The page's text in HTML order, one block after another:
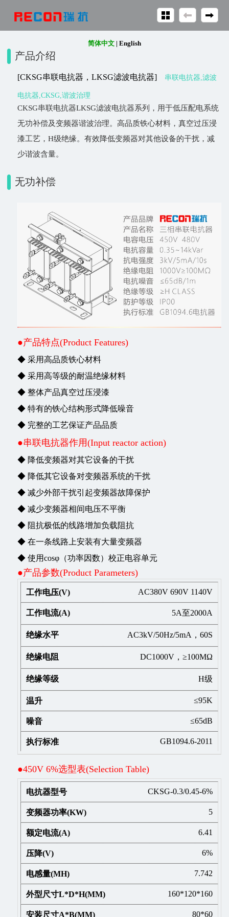
产品介绍
[CKSG串联电抗器，LKSG滤波电抗器] 串联电抗器,滤波
电抗器,CKSG,谐波治理
CKSG串联电抗器LKSG滤波电抗器系列，用于低压配电系统
无功补偿及变频器谐波治理。高品质铁心材料，真空过压浸
漆工艺，H级绝缘。有效降低变频器对其他设备的干扰，减
少谐波含量。
无功补偿
●产品特点(Product Features)
◆ 采用高品质铁心材料
◆ 采用高等级的耐温绝缘材料
◆ 整体产品真空过压浸漆
◆ 特有的铁心结构形式降低噪音
◆ 完整的工艺保证产品品质
●串联电抗器作用(Input reactor action)
◆ 降低变频器对其它设备的干扰
◆ 降低其它设备对变频器系统的干扰
◆ 减少外部干扰引起变频器故障保护
◆ 减少变频器相间电压不平衡
◆ 阻抗极低的线路增加负载阻抗
◆ 在一条线路上安装有大量变频器
◆ 使用cosφ（功率因数）校正电容单元
●产品参数(Product Parameters)
AC380V 690V 1140V
5A至2000A
AC3kV/50Hz/5mA，60S
DC1000V，≥100MΩ
H级
≤95K
≤65dB
GB1094.6-2011
●450V 6%选型表(Selection Table)
CKSG-0.3/0.45-6%
5
6.41
6%
7.742
160*120*160
80*60
简体中文 | English